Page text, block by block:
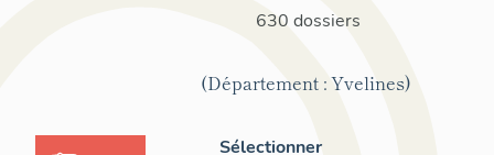
630 dossiers
(Département : Yvelines)
Sélectionner